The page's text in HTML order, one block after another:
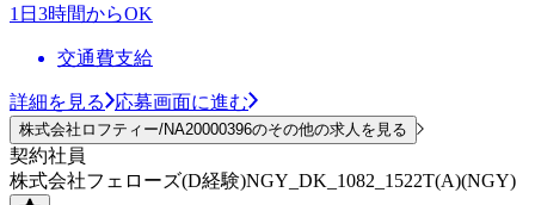
1日3時間からOK
交通費支給
詳細を見る 応募画面に進む
株式会社ロフティー/NA20000396のその他の求人を見る
契約社員
株式会社フェローズ(D経験)NGY_DK_1082_1522T(A)(NGY)